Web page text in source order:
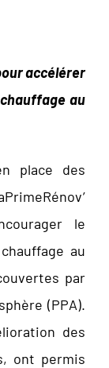
accélérer
au
place des
le
au
par
(PPA).
des
ont permis